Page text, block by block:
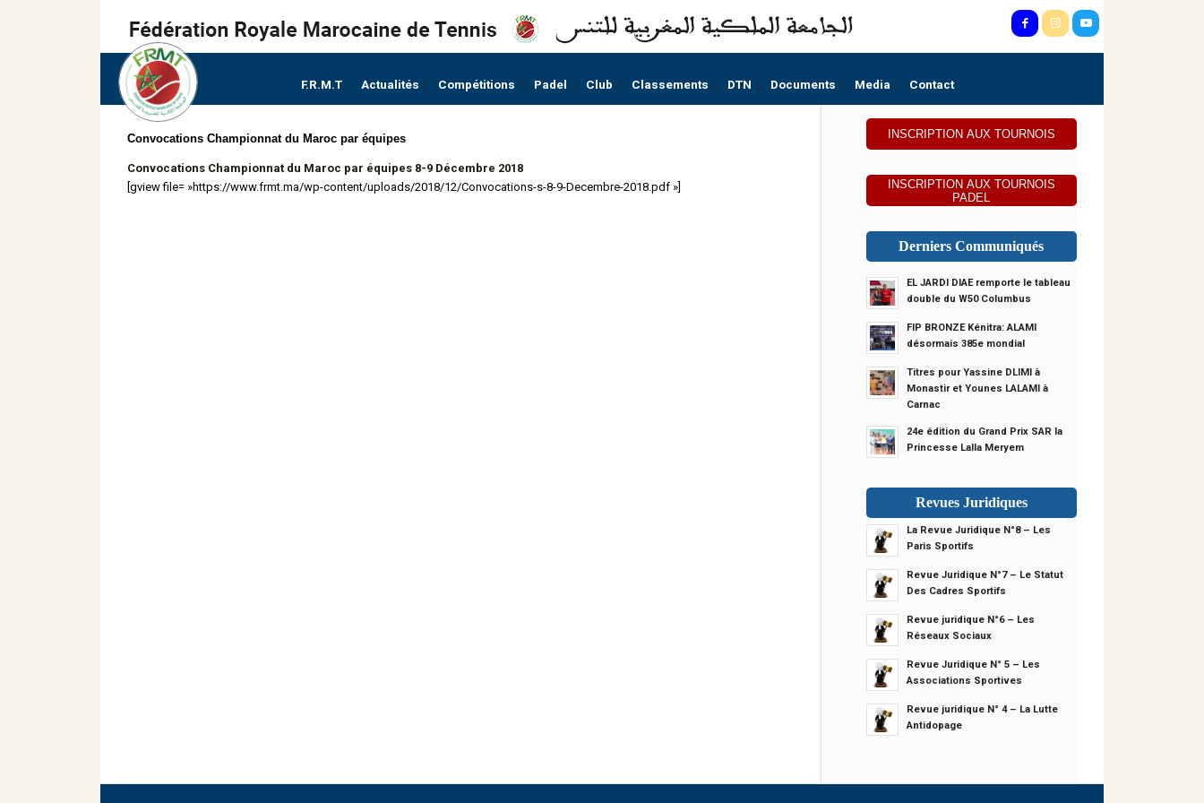
F.R.M.T Actualités Compétitions Padel Club Classements DTN Documents Media Contact
Convocations Championnat du Maroc par équipes
Convocations Championnat du Maroc par équipes 8-9 Décembre 2018
[gview file= »https://www.frmt.ma/wp-content/uploads/2018/12/Convocations-s-8-9-Decembre-2018.pdf »]
INSCRIPTION AUX TOURNOIS
INSCRIPTION AUX TOURNOIS
PADEL
Derniers Communiqués
EL JARDI DIAE remporte le tableau
double du W50 Columbus
FIP BRONZE Kénitra: ALAMI
désormais 385e mondial
Titres pour Yassine DLIMI à
Monastir et Younes LALAMI à
Carnac
24e édition du Grand Prix SAR la
Princesse Lalla Meryem
Revues Juridiques
La Revue Juridique N°8 – Les
Paris Sportifs
Revue Juridique N°7 – Le Statut
Des Cadres Sportifs
Revue juridique N°6 – Les
Réseaux Sociaux
Revue Juridique N° 5 – Les
Associations Sportives
Revue juridique N° 4 – La Lutte
Antidopage